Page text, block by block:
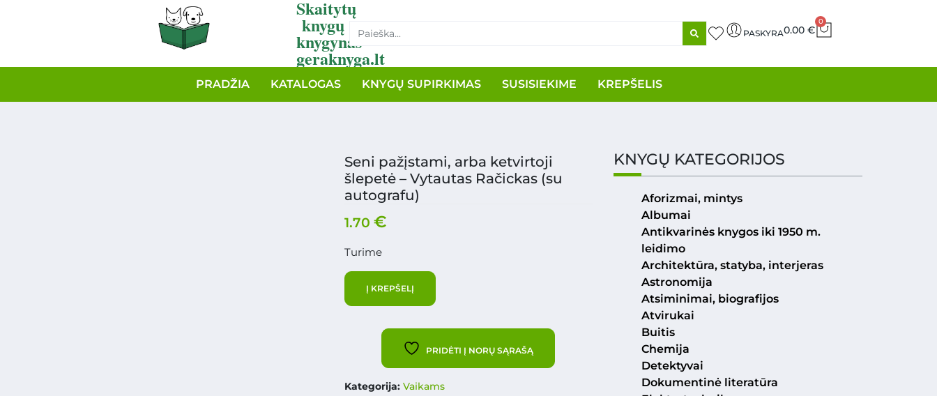
Skaitytų
knygų
knygynas
geraknyga.lt
PASKYRA0.00 €
0
PRADŽIA KATALOGAS KNYGŲ SUPIRKIMAS SUSISIEKIME KREPŠELIS
Seni pažįstami, arba ketvirtoji
šlepetė – Vytautas Račickas (su
autografu)
1.70 €
Turime
Į KREPŠELĮ
PRIDĖTI Į NORŲ SĄRAŠĄ
Kategorija: Vaikams
KNYGŲ KATEGORIJOS
Aforizmai, mintys
Albumai
Antikvarinės knygos iki 1950 m.
leidimo
Architektūra, statyba, interjeras
Astronomija
Atsiminimai, biografijos
Atvirukai
Buitis
Chemija
Detektyvai
Dokumentinė literatūra